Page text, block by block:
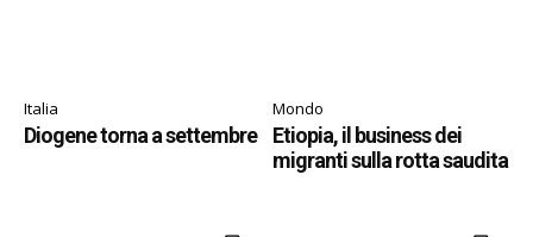
Italia
Diogene torna a settembre
Mondo
Etiopia, il business dei
migranti sulla rotta saudita